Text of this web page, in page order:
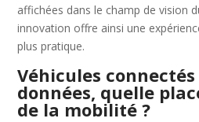
affichées dans le champ de vision
innovation offre ainsi une
plus pratique.
Véhicules
données, quelle
de la mobilité ?